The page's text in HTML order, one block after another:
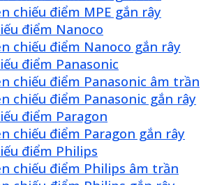
chiếu điểm MPE gắn rây
điểm Nanoco
chiếu điểm Nanoco gắn rây
điểm Panasonic
chiếu điểm Panasonic âm trần
chiếu điểm Panasonic gắn rây
điểm Paragon
chiếu điểm Paragon gắn rây
điểm Philips
chiếu điểm Philips âm trần